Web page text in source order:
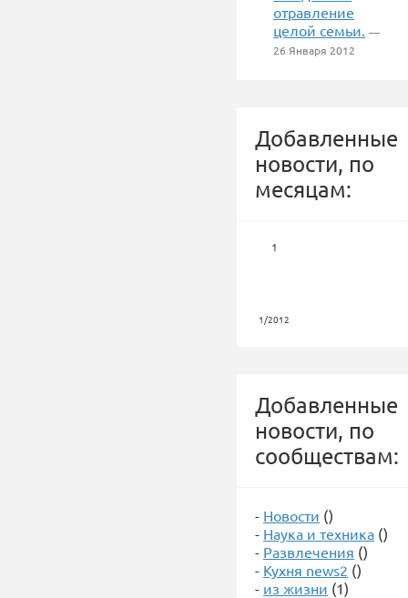
отравление
целой семьи. —
26 Января 2012
Добавленные
новости, по
месяцам:
1
1/2012
Добавленные
новости, по
сообществам:
- Новости ()
- Наука и техника ()
- Развлечения ()
- Кухня news2 ()
- из жизни (1)